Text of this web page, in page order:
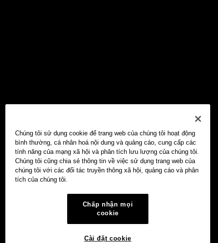
Chúng tôi sử dụng cookie để trang web của chúng tôi hoạt động
bình thường, cá nhân hoá nội dung và quảng cáo, cung cấp các
tính năng của mạng xã hội và phân tích lưu lượng của chúng tôi.
Chúng tôi cũng chia sẻ thông tin về việc sử dụng trang web của
chúng tôi với các đối tác truyền thông xã hội, quảng cáo và phân
tích của chúng tôi.
Chấp nhận mọi
cookie
Cài đặt cookie